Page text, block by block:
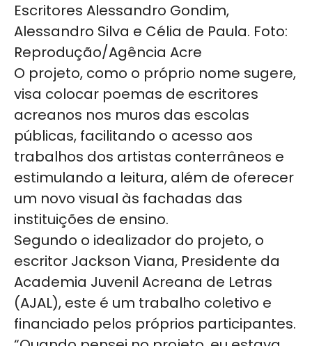
Escritores Alessandro Gondim,
Alessandro Silva e Célia de Paula. Foto:
Reprodução/Agência Acre
O projeto, como o próprio nome sugere,
visa colocar poemas de escritores
acreanos nos muros das escolas
públicas, facilitando o acesso aos
trabalhos dos artistas conterrâneos e
estimulando a leitura, além de oferecer
um novo visual às fachadas das
instituições de ensino.
Segundo o idealizador do projeto, o
escritor Jackson Viana, Presidente da
Academia Juvenil Acreana de Letras
(AJAL), este é um trabalho coletivo e
financiado pelos próprios participantes.